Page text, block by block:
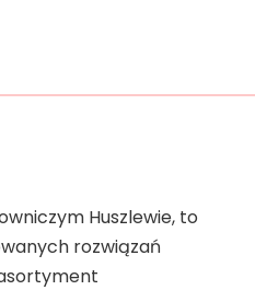
Huszlewie, to
rozwiązań